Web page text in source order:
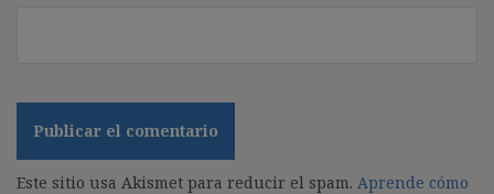
Este sitio usa Akismet para reducir el spam. Aprende cómo